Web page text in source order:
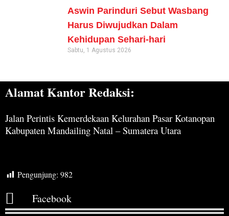
Aswin Parinduri Sebut Wasbang
Harus Diwujudkan Dalam
Kehidupan Sehari-hari
Sabtu, 1 Agustus 2026
Alamat Kantor Redaksi:
Jalan Perintis Kemerdekaan Kelurahan Pasar Kotanopan
Kabupaten Mandailing Natal – Sumatera Utara
Pengunjung: 982
Facebook